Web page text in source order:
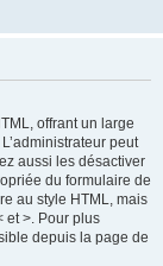
offrant un large
peut
aussi les désactiver
du formulaire de
au style HTML, mais
et >. Pour plus
depuis la page de